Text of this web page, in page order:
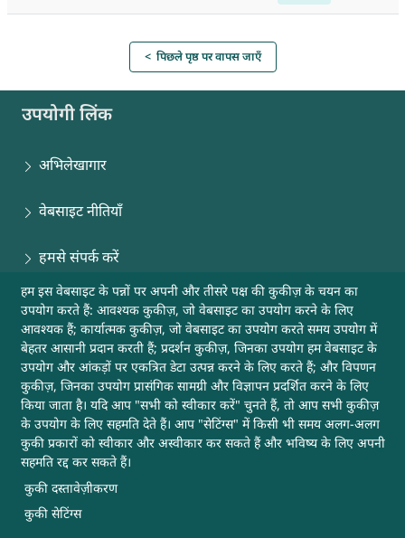
हम इस वेबसाइट के पन्नों पर अपनी और तीसरे पक्ष की कुकीज़ के चयन का
उपयोग करते हैं: आवश्यक कुकीज़, जो वेबसाइट का उपयोग करने के लिए
आवश्यक हैं; कार्यात्मक कुकीज़, जो वेबसाइट का उपयोग करते समय उपयोग में
बेहतर आसानी प्रदान करती हैं; प्रदर्शन कुकीज़, जिनका उपयोग हम वेबसाइट के
उपयोग और आंकड़ों पर एकत्रित डेटा उत्पन्न करने के लिए करते हैं; और विपणन
कुकीज़, जिनका उपयोग प्रासंगिक सामग्री और विज्ञापन प्रदर्शित करने के लिए
किया जाता है। यदि आप "सभी को स्वीकार करें" चुनते हैं, तो आप सभी कुकीज़
के उपयोग के लिए सहमति देते हैं। आप "सेटिंग्स" में किसी भी समय अलग-अलग
कुकी प्रकारों को स्वीकार और अस्वीकार कर सकते हैं और भविष्य के लिए अपनी
सहमति रद्द कर सकते हैं।
कुकी दस्तावेज़ीकरण
कुकी सेटिंग्स
< पिछले पृष्ठ पर वापस जाएँ
उपयोगी लिंक
अभिलेखागार
वेबसाइट नीतियाँ
हमसे संपर्क करें
साइटमैप
मदद
अन्य उपयोगी लिंक
यह वेबसाइट डीआरडीओ, रक्षा मंत्रालय, भारत सरकार की है